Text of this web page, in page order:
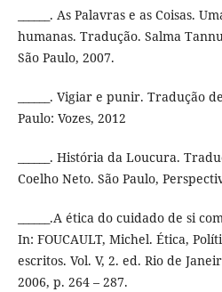
______. As Palavras e as Coisas.
humanas. Tradução. Salma
São Paulo, 2007.
______. Vigiar e punir. Tradução
Paulo: Vozes, 2012
______. História da Loucura.
Coelho Neto. São Paulo,
______.A ética do cuidado de si
In: FOUCAULT, Michel. Ética,
escritos. Vol. V, 2. ed. Rio de
2006, p. 264 – 287.